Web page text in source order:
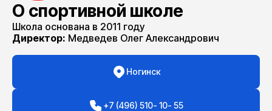
О спортивной школе
Школа основана в 2011 году
Директор: Медведев Олег Александрович
Ногинск
+7 (496) 510- 10- 55